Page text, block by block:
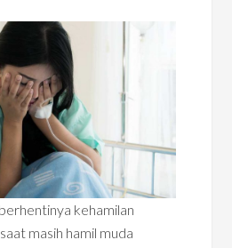
kehamilan
masih hamil muda